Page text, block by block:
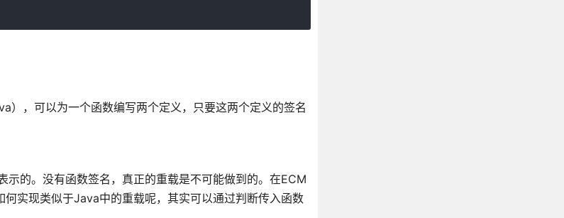
，可以为一个函数编写两个定义，只要这两个定义的签名
的。没有函数签名，真正的重载是不可能做到的。在ECM
实现类似于Java中的重载呢，其实可以通过判断传入函数